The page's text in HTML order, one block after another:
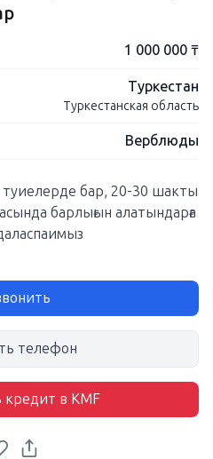
1 000 000 ₸
Туркестан
Туркестанская область
Верблюды
туиелерде бар, 20-30 шакты
барлығын алатындарға
телефон
в KMF